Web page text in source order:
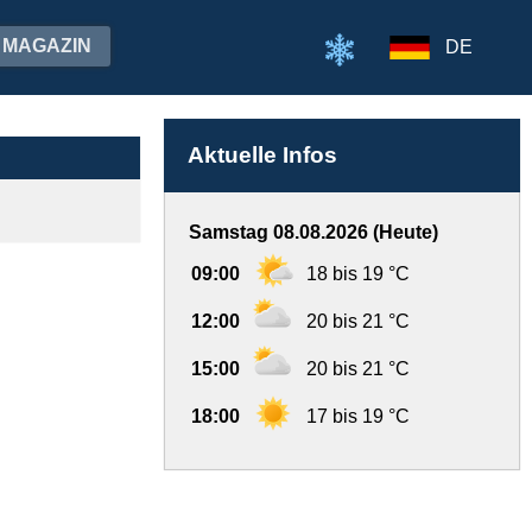
MAGAZIN DE
Aktuelle Infos
Samstag 08.08.2026 (Heute)
09:00 18 bis 19 °C
12:00 20 bis 21 °C
15:00 20 bis 21 °C
18:00 17 bis 19 °C